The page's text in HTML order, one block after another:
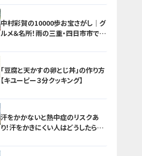
中村彩賀の10000歩お宝さがし｜グ
ルメ＆名所！雨の三重・四日市市でお
「豆腐と天かすの卵とじ丼」の作り方
【キユーピー３分クッキング】
汗をかかないと熱中症のリスクあ
り！汗をかきにくい人はどうしたらい